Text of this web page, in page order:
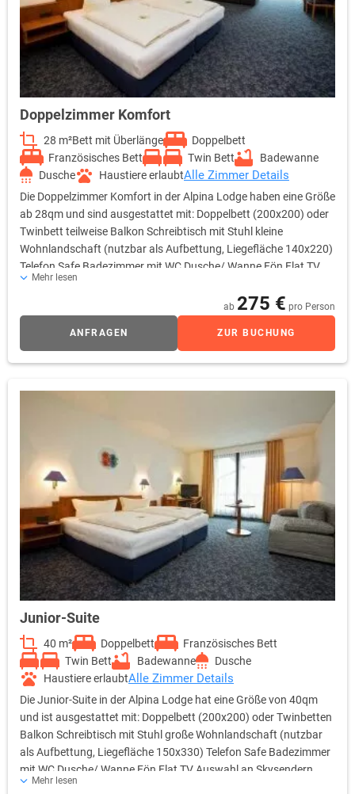
Doppelzimmer Komfort
28 m²Bett mit Überlänge
Doppelbett
Französisches Bett
Twin Bett
Badewanne
Dusche
Haustiere erlaubtAlle Zimmer Details
Die Doppelzimmer Komfort in der Alpina Lodge haben eine Größe
ab 28qm und sind ausgestattet mit: Doppelbett (200x200) oder
Twinbett teilweise Balkon Schreibtisch mit Stuhl kleine
Wohnlandschaft (nutzbar als Aufbettung, Liegefläche 140x220)
Telefon Safe Badezimmer mit WC Dusche/ Wanne Fön Flat TV
Auswahl an Skysendern (u.a. SkySport) Gratis W-LAN Zugang
Mehr lesen
ab 275 € pro Person
ANFRAGEN ZUR BUCHUNG
Junior-Suite
40 m² Doppelbett
Französisches Bett
Twin Bett
Badewanne
Dusche
Haustiere erlaubtAlle Zimmer Details
Die Junior-Suite in der Alpina Lodge hat eine Größe von 40qm
und ist ausgestattet mit: Doppelbett (200x200) oder Twinbetten
Balkon Schreibtisch mit Stuhl große Wohnlandschaft (nutzbar
als Aufbettung, Liegefläche 150x330) Telefon Safe Badezimmer
mit WC Dusche/ Wanne Fön Flat TV Auswahl an Skysendern
(u.a. SkySport) Gratis W-LAN Zugang
Mehr lesen